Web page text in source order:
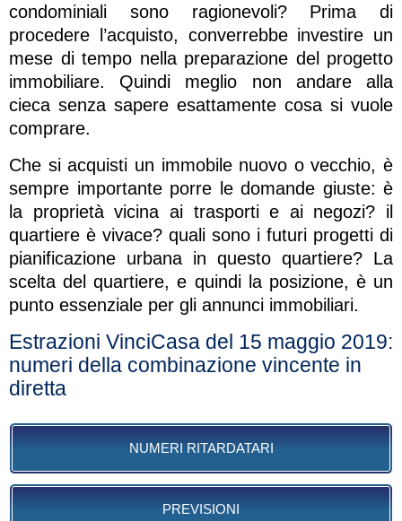
condominiali sono ragionevoli? Prima di
procedere l’acquisto, converrebbe investire un
mese di tempo nella preparazione del progetto
immobiliare. Quindi meglio non andare alla
cieca senza sapere esattamente cosa si vuole
comprare.
Che si acquisti un immobile nuovo o vecchio, è
sempre importante porre le domande giuste: è
la proprietà vicina ai trasporti e ai negozi? il
quartiere è vivace? quali sono i futuri progetti di
pianificazione urbana in questo quartiere? La
scelta del quartiere, e quindi la posizione, è un
punto essenziale per gli annunci immobiliari.
Estrazioni VinciCasa del 15 maggio 2019:
numeri della combinazione vincente in
diretta
NUMERI RITARDATARI
PREVISIONI